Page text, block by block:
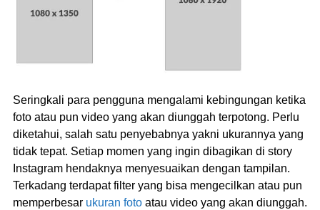
Seringkali para pengguna mengalami kebingungan ketika
foto atau pun video yang akan diunggah terpotong. Perlu
diketahui, salah satu penyebabnya yakni ukurannya yang
tidak tepat. Setiap momen yang ingin dibagikan di story
Instagram hendaknya menyesuaikan dengan tampilan.
Terkadang terdapat filter yang bisa mengecilkan atau pun
memperbesar ukuran foto atau video yang akan diunggah.